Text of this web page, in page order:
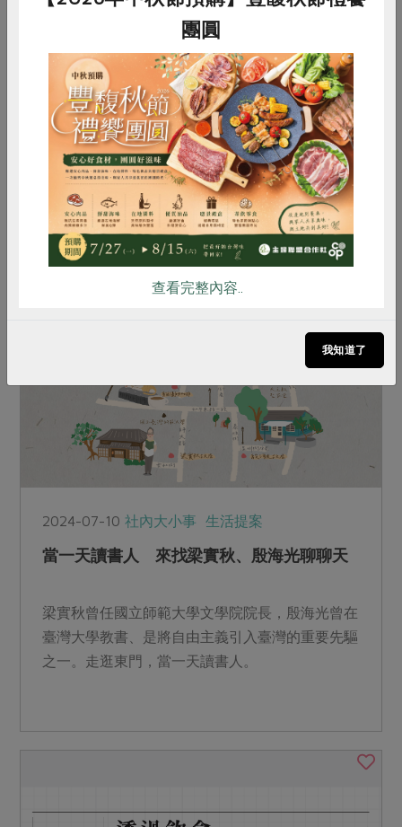
2024-07-10 社內大小事 生活提案
海好有你．永續海洋論壇 保護海洋從餐桌
擇食與日常行動做起
主婦聯盟合作社為回應每年六月八日的世界海洋日
（World Oceans Day）， 2024影響力論壇於基隆
舉辦「海好有你．永續海洋論壇」，邀社員及社會
大眾認識海洋保育、海洋廢棄物議題及其影響。
2024-07-10社內大小事 生活提案
當一天讀書人 來找梁實秋、殷海光聊聊天
梁實秋曾任國立師範大學文學院院長，殷海光曾在
臺灣大學教書、是將自由主義引入臺灣的重要先驅
之一。走逛東門，當一天讀書人。
惜食 RPET 食譜 減硝酸鹽
雞蛋 食安 共同購買
團圓
查看完整內容..
我知道了